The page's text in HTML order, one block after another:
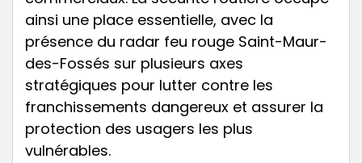
ainsi une place essentielle, avec la
présence du radar feu rouge Saint-Maur-
des-Fossés sur plusieurs axes
stratégiques pour lutter contre les
franchissements dangereux et assurer la
protection des usagers les plus
vulnérables.